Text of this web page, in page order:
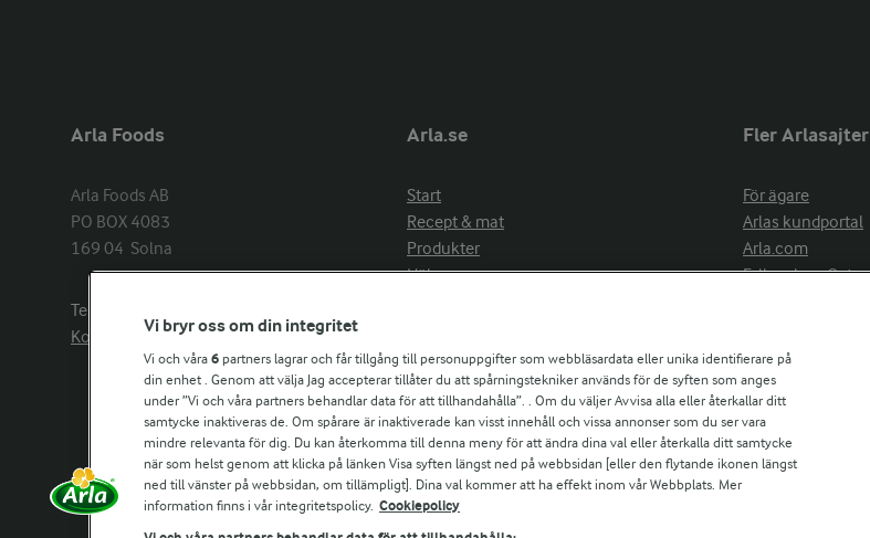
Arla Foods
Arla Foods AB
PO BOX 4083
169 04  Solna
Telefon:
Kontakta oss
Arla.se
Start
Recept & mat
Produkter
Hälsa
Aktuellt
Om Arla
Nyheter & press
Jobb & karriär
Kontakta oss
Fler Arlasajter
För ägare
Arlas kundportal
Arla.com
Falbygdens Ost
Vi bryr oss om din integritet
Vi och våra 6 partners lagrar och får tillgång till personuppgifter som webbläsardata eller unika identifierare på
din enhet . Genom att välja Jag accepterar tillåter du att spårningstekniker används för de syften som anges
under ”Vi och våra partners behandlar data för att tillhandahålla”. . Om du väljer Avvisa alla eller återkallar ditt
samtycke inaktiveras de. Om spårare är inaktiverade kan visst innehåll och vissa annonser som du ser vara
mindre relevanta för dig. Du kan återkomma till denna meny för att ändra dina val eller återkalla ditt samtycke
när som helst genom att klicka på länken Visa syften längst ned på webbsidan [eller den flytande ikonen längst
ned till vänster på webbsidan, om tillämpligt]. Dina val kommer att ha effekt inom vår Webbplats. Mer
information finns i vår integritetspolicy. Cookiepolicy